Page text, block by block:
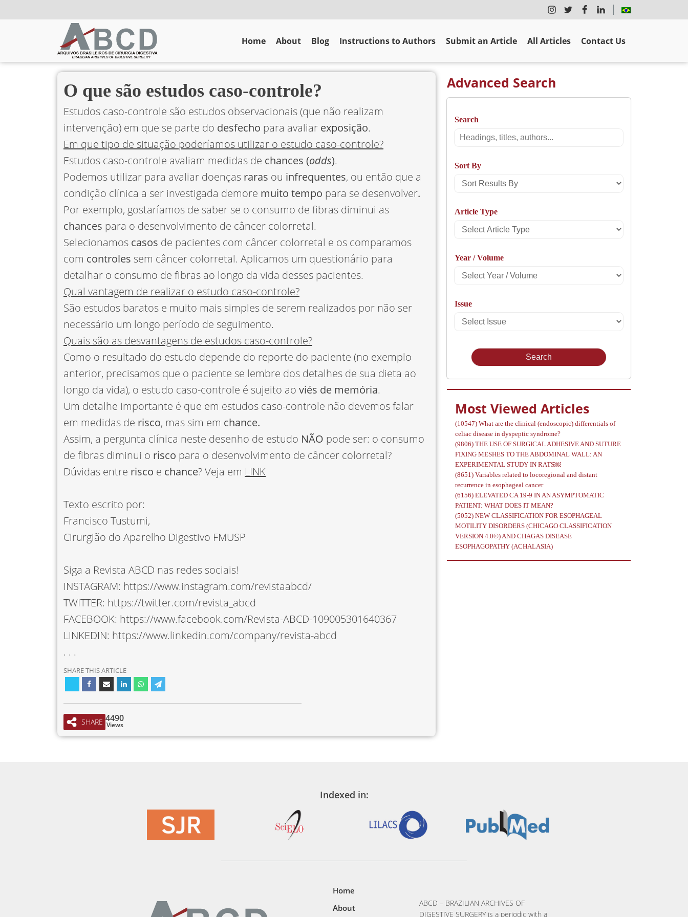
Home About Blog Instructions to Authors Submit an Article All Articles Contact Us
O que são estudos caso-controle?
Estudos caso-controle são estudos observacionais (que não realizam
intervenção) em que se parte do desfecho para avaliar exposição.
Em que tipo de situação poderíamos utilizar o estudo caso-controle?
Estudos caso-controle avaliam medidas de chances (odds).
Podemos utilizar para avaliar doenças raras ou infrequentes, ou então que a
condição clínica a ser investigada demore muito tempo para se desenvolver.
Por exemplo, gostaríamos de saber se o consumo de fibras diminui as
chances para o desenvolvimento de câncer colorretal.
Selecionamos casos de pacientes com câncer colorretal e os comparamos
com controles sem câncer colorretal. Aplicamos um questionário para
detalhar o consumo de fibras ao longo da vida desses pacientes.
Qual vantagem de realizar o estudo caso-controle?
São estudos baratos e muito mais simples de serem realizados por não ser
necessário um longo período de seguimento.
Quais são as desvantagens de estudos caso-controle?
Como o resultado do estudo depende do reporte do paciente (no exemplo
anterior, precisamos que o paciente se lembre dos detalhes de sua dieta ao
longo da vida), o estudo caso-controle é sujeito ao viés de memória.
Um detalhe importante é que em estudos caso-controle não devemos falar
em medidas de risco, mas sim em chance.
Assim, a pergunta clínica neste desenho de estudo NÃO pode ser: o consumo
de fibras diminui o risco para o desenvolvimento de câncer colorretal?
Dúvidas entre risco e chance? Veja em LINK
Texto escrito por:
Francisco Tustumi,
Cirurgião do Aparelho Digestivo FMUSP
Siga a Revista ABCD nas redes sociais!
INSTAGRAM: https://www.instagram.com/revistaabcd/
TWITTER: https://twitter.com/revista_abcd
FACEBOOK: https://www.facebook.com/Revista-ABCD-109005301640367
LINKEDIN: https://www.linkedin.com/company/revista-abcd
. . .
SHARE THIS ARTICLE
SHARE Views
4490
Advanced Search
Search
Search
Sort By
Sort
By
Article Type
Select
Type
Year / Volume
Select
/
Volume
Issue
Select
Most Viewed Articles
(10547) What are the clinical (endoscopic) differentials of
celiac disease in dyspeptic syndrome?
(9806) THE USE OF SURGICAL ADHESIVE AND SUTURE
FIXING MESHES TO THE ABDOMINAL WALL: AN
EXPERIMENTAL STUDY IN RATS￼
(8651) Variables related to locoregional and distant
recurrence in esophageal cancer
(6156) ELEVATED CA 19-9 IN AN ASYMPTOMATIC
PATIENT: WHAT DOES IT MEAN?
(5052) NEW CLASSIFICATION FOR ESOPHAGEAL
MOTILITY DISORDERS (CHICAGO CLASSIFICATION
VERSION 4.0©) AND CHAGAS DISEASE
ESOPHAGOPATHY (ACHALASIA)
Indexed in:
Home
About
ABCD – BRAZILIAN ARCHIVES OF
DIGESTIVE SURGERY is a periodic with a